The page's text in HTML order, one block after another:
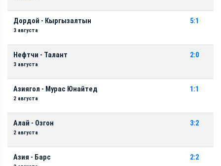
Дордой - Кыргызалтын
3 августа
5:1
Нефтчи - Талант
3 августа
2:0
Азиягол - Мурас Юнайтед
2 августа
1:1
Алай - Озгон
2 августа
3:2
Азия - Барс 2:2